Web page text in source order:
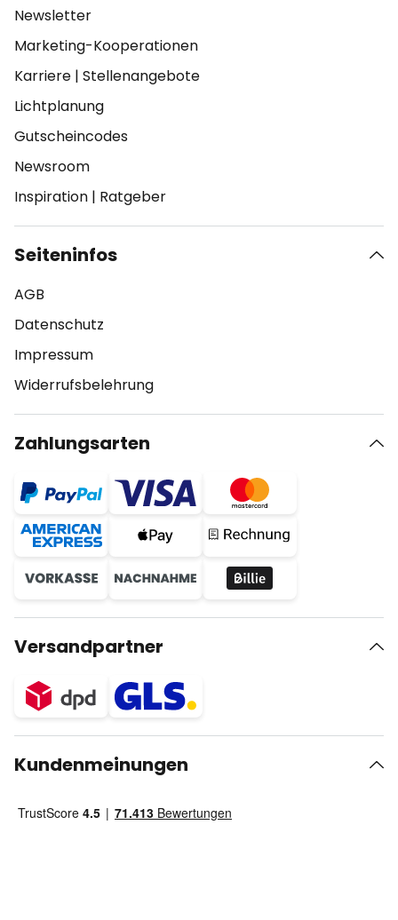
Newsletter
Marketing-Kooperationen
Karriere | Stellenangebote
Lichtplanung
Gutscheincodes
Newsroom
Inspiration | Ratgeber
Seiteninfos
AGB
Datenschutz
Impressum
Widerrufsbelehrung
Zahlungsarten
Versandpartner
Kundenmeinungen